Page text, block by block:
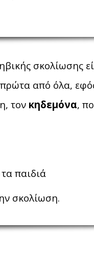
σκολίωσης
από όλα,
τον κηδεμόνα,
παιδιά
σκολίωση.